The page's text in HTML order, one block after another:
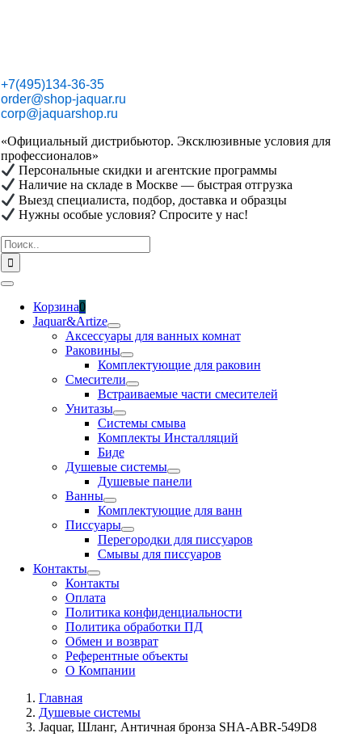
+7(495)134-36-35
order@shop-jaquar.ru
corp@jaquarshop.ru
«Официальный дистрибьютор. Эксклюзивные условия для
профессионалов»
Персональные скидки и агентские программы
Наличие на складе в Москве — быстрая отгрузка
Выезд специалиста, подбор, доставка и образцы
Нужны особые условия? Спросите у нас!
Результат
поиска:
Toggle
NavigationКорзина0
Jaquar&Artize
Аксессуары для ванных комнат
Раковины
Комплектующие для раковин
Смесители
Встраиваемые части смесителей
Унитазы
Системы смыва
Комплекты Инсталляций
Биде
Душевые системы
Душевые панели
Ванны
Комплектующие для ванн
Писсуары
Перегородки для писсуаров
Смывы для писсуаров
Контакты
Контакты
Оплата
Политика конфиденциальности
Политика обработки ПД
Обмен и возврат
Референтные объекты
О Компании
Главная
Душевые системы
Jaquar, Шланг, Античная бронза SHA-ABR-549D8